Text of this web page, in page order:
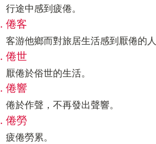
行途中感到疲倦。
倦客
客游他鄉而對旅居生活感到厭倦的人
倦世
厭倦於俗世的生活。
倦響
倦於作聲，不再發出聲響。
倦勞
疲倦勞累。